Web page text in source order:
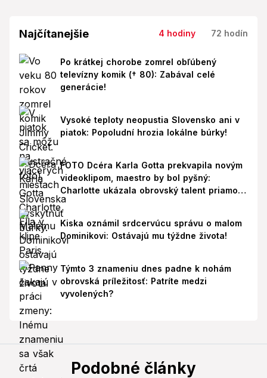
Najčítanejšie 4 hodiny 72 hodín
Po krátkej chorobe zomrel obľúbený
televízny komik († 80): Zabával celé
generácie!
Vysoké teploty neopustia Slovensko ani v
piatok: Popoludní hrozia lokálne búrky!
FOTO Dcéra Karla Gotta prekvapila novým
videoklipom, maestro by bol pyšný:
Charlotte ukázala obrovský talent priamo v
Paríži!
Kiska oznámil srdcervúcu správu o malom
Dominikovi: Ostávajú mu týždne života!
Týmto 3 znameniu dnes padne k nohám
obrovská príležitosť: Patríte medzi
vyvolených?
Podobné články